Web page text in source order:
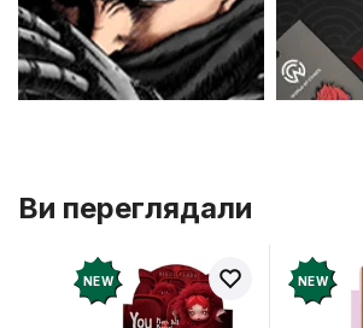
Ви переглядали
NEW NEW